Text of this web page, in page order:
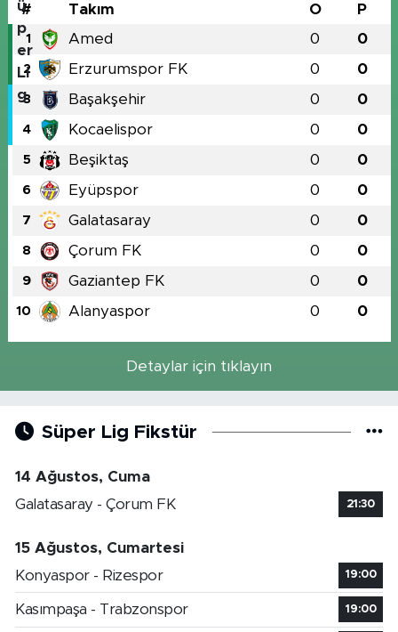
# Takım O P
1 Amed 0 0
2 Erzurumspor FK 0 0
3 Başakşehir 0 0
4 Kocaelispor 0 0
5 Beşiktaş 0 0
6 Eyüpspor 0 0
7 Galatasaray 0 0
8 Çorum FK 0 0
9 Gaziantep FK 0 0
10 Alanyaspor 0 0
Detaylar için tıklayın
Süper Lig Fikstür
14 Ağustos, Cuma
Galatasaray - Çorum FK
21:30
15 Ağustos, Cumartesi
Konyaspor - Rizespor
19:00
Kasımpaşa - Trabzonspor 19:00